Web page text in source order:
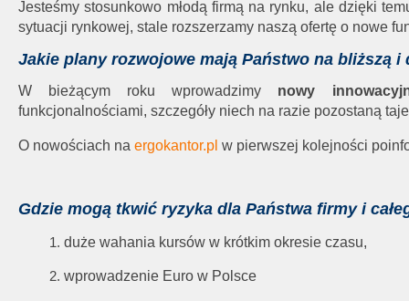
Jesteśmy stosunkowo młodą firmą na rynku, ale dzięki
sytuacji rynkowej, stale rozszerzamy naszą ofertę o nowe
Jakie plany rozwojowe mają Państwo na bliższą i
W bieżącym roku wprowadzimy nowy
funkcjonalnościami, szczegóły niech na razie pozostaną
O nowościach na ergokantor.pl w pierwszej kolejności
Gdzie mogą tkwić ryzyka dla Państwa firmy i
duże wahania kursów w krótkim okresie czasu,
wprowadzenie Euro w Polsce